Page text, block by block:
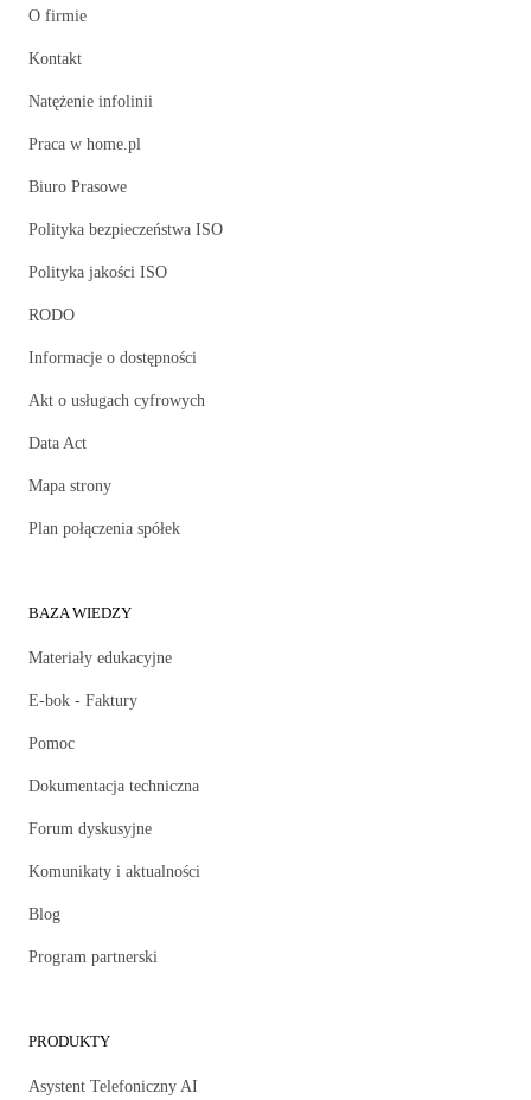
O firmie
Kontakt
Natężenie infolinii
Praca w home.pl
Biuro Prasowe
Polityka bezpieczeństwa ISO
Polityka jakości ISO
RODO
Informacje o dostępności
Akt o usługach cyfrowych
Data Act
Mapa strony
Plan połączenia spółek
BAZA WIEDZY
Materiały edukacyjne
E-bok - Faktury
Pomoc
Dokumentacja techniczna
Forum dyskusyjne
Komunikaty i aktualności
Blog
Program partnerski
PRODUKTY
Asystent Telefoniczny AI